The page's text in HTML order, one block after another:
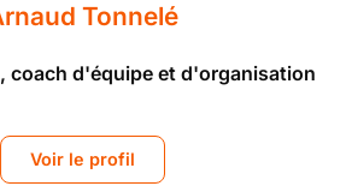
Tonnelé
coach d'équipe et d'organisation
Voir le profil